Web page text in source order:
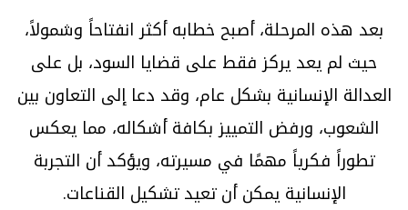
بعد هذه المرحلة، أصبح خطابه أكثر انفتاحاً وشمولاً،
حيث لم يعد يركز فقط على قضايا السود، بل على
العدالة الإنسانية بشكل عام، وقد دعا إلى التعاون بين
الشعوب، ورفض التمييز بكافة أشكاله، مما يعكس
تطوراً فكرياً مهمًا في مسيرته، ويؤكد أن التجربة
الإنسانية يمكن أن تعيد تشكيل القناعات.